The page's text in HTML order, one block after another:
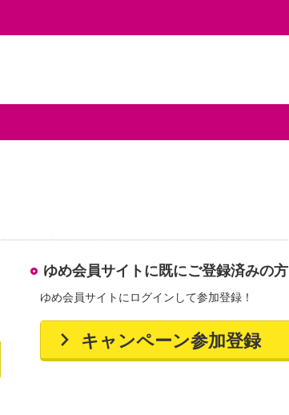
ゆめ会員サイトに既にご登録済みの方
ゆめ会員サイトにログインして参加登録！
キャンペーン参加登録